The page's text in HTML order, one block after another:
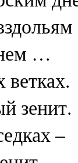
…
зенит.
–